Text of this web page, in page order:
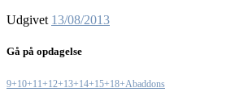
Udgivet 13/08/2013
Gå på opdagelse
9+10+11+12+13+14+15+18+Abaddons